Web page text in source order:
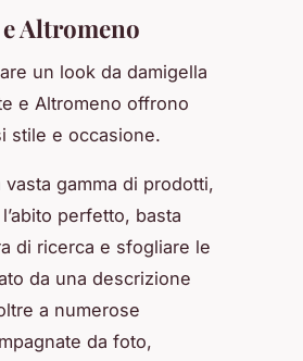
Altromeno
un look da damigella
e Altromeno offrono
stile e occasione.
gamma di prodotti,
perfetto, basta
di ricerca e sfogliare le
da una descrizione
a numerose
da foto,